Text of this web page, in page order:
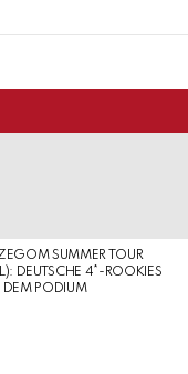
SUMMER TOUR
DEUTSCHE 4*-ROOKIES
DEM PODIUM